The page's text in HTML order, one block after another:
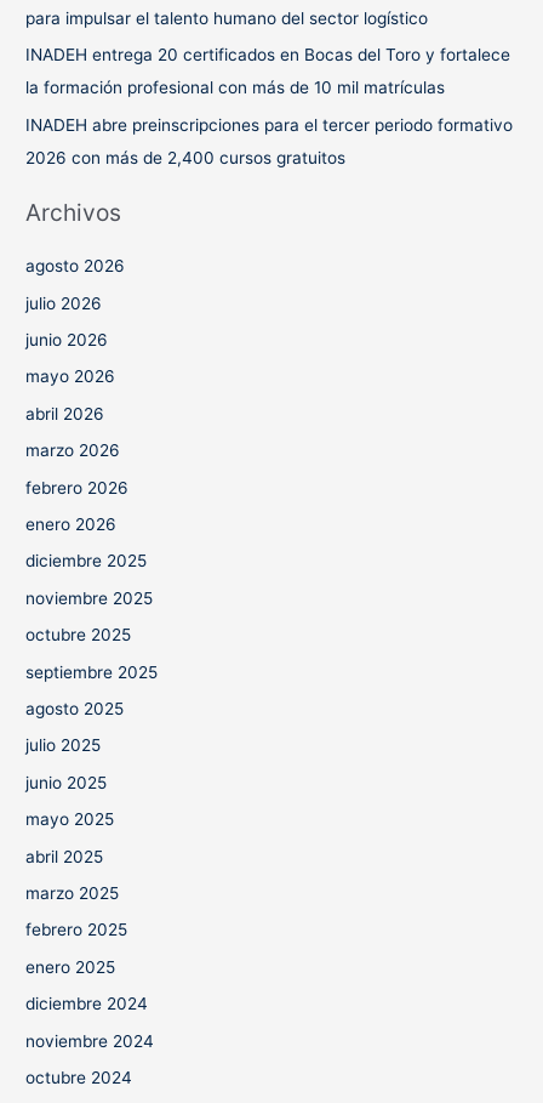
para impulsar el talento humano del sector logístico
INADEH entrega 20 certificados en Bocas del Toro y fortalece
la formación profesional con más de 10 mil matrículas
INADEH abre preinscripciones para el tercer periodo formativo
2026 con más de 2,400 cursos gratuitos
Archivos
agosto 2026
julio 2026
junio 2026
mayo 2026
abril 2026
marzo 2026
febrero 2026
enero 2026
diciembre 2025
noviembre 2025
octubre 2025
septiembre 2025
agosto 2025
julio 2025
junio 2025
mayo 2025
abril 2025
marzo 2025
febrero 2025
enero 2025
diciembre 2024
noviembre 2024
octubre 2024